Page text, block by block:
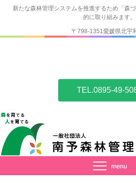
新たな森林管理システムを推進するため「森
的に取り組みます。
TEL.0895-49-
〒798-1351愛媛県北宇